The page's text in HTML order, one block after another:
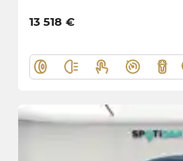
13 518 €